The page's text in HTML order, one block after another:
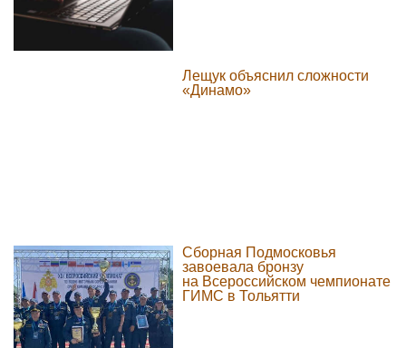
Лещук объяснил сложности
«Динамо»
Сборная Подмосковья
завоевала бронзу
на Всероссийском чемпионате
ГИМС в Тольятти